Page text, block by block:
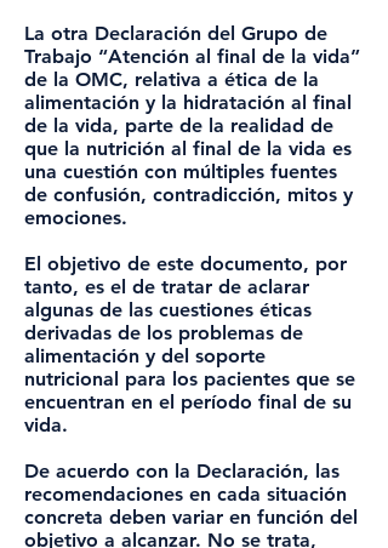
La otra Declaración del Grupo de
Trabajo “Atención al final de la vida”
de la OMC, relativa a ética de la
alimentación y la hidratación al final
de la vida, parte de la realidad de
que la nutrición al final de la vida es
una cuestión con múltiples fuentes
de confusión, contradicción, mitos y
emociones.
El objetivo de este documento, por
tanto, es el de tratar de aclarar
algunas de las cuestiones éticas
derivadas de los problemas de
alimentación y del soporte
nutricional para los pacientes que se
encuentran en el período final de su
vida.
De acuerdo con la Declaración, las
recomendaciones en cada situación
concreta deben variar en función del
objetivo a alcanzar. No se trata,